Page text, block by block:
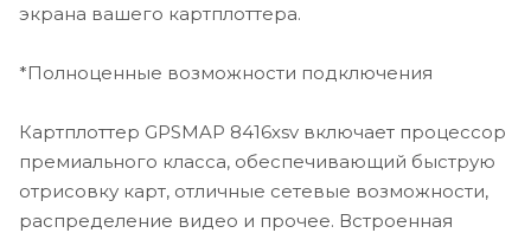
Базовая карта Да
Технология сонара CHIRP Да
DownVü Да (с «черным ящиком» GCV™, покупается
отдельно)
SideVü Да (с «черным ящиком» GCV™, покупается
экрана вашего картплоттера.
*Полноценные возможности подключения
Картплоттер GPSMAP 8416xsv включает процессор
премиального класса, обеспечивающий быструю
отрисовку карт, отличные сетевые возможности,
распределение видео и прочее. Встроенная